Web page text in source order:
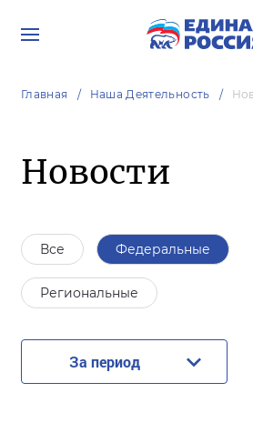
Главная Наша Деятельность
Новости
Все Федеральные
Региональные
За период